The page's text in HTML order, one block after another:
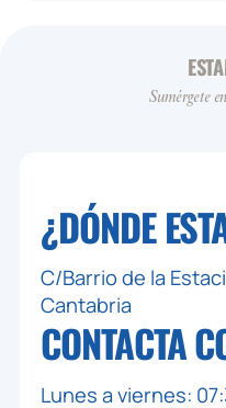
ZONA: SOLARES - CORPORE
MONITOR: VIRTUAL
🕒 18:30 / 19:15
👥 0 / 20
TOTAL BODY -
MONITOR: OSCAR
Sumérgete
¿DÓNDE
C/Barrio de la
Cantabria
CONTACTA
Lunes a viernes: